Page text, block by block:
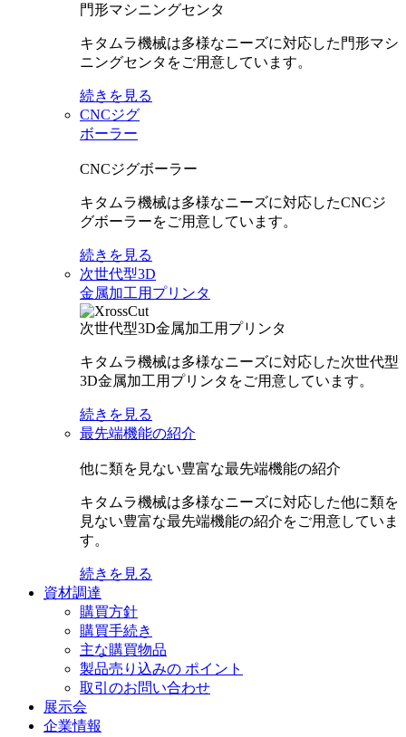
門形マシニングセンタ
キタムラ機械は多様なニーズに対応した門形マシ
ニングセンタをご用意しています。
続きを見る
CNCジグ
ボーラー
CNCジグボーラー
キタムラ機械は多様なニーズに対応したCNCジ
グボーラーをご用意しています。
続きを見る
次世代型3D
金属加工用プリンタ
次世代型3D金属加工用プリンタ
キタムラ機械は多様なニーズに対応した次世代型
3D金属加工用プリンタをご用意しています。
続きを見る
最先端機能の紹介
他に類を見ない豊富な最先端機能の紹介
キタムラ機械は多様なニーズに対応した他に類を
見ない豊富な最先端機能の紹介をご用意していま
す。
続きを見る
資材調達
購買方針
購買手続き
主な購買物品
製品売り込みの ポイント
取引のお問い合わせ
展示会
企業情報